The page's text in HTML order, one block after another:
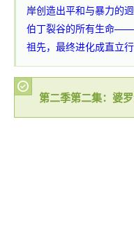
岸创造出平和与暴力的
伯丁裂谷的所有生命——
祖先，最终进化成直立行
第二季第二集：婆